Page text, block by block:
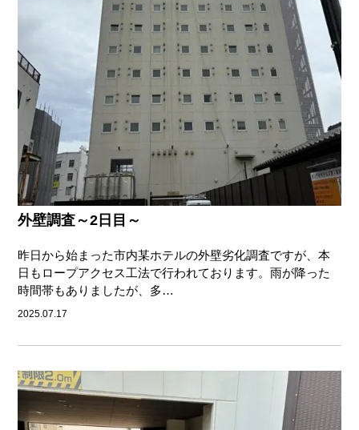
外壁調査～2日目～
昨日から始まった市内某ホテルの外壁劣化調査ですが、本
日もロープアクセス工法で行われております。雨が降った
時間帯もありましたが、多…
2025.07.17